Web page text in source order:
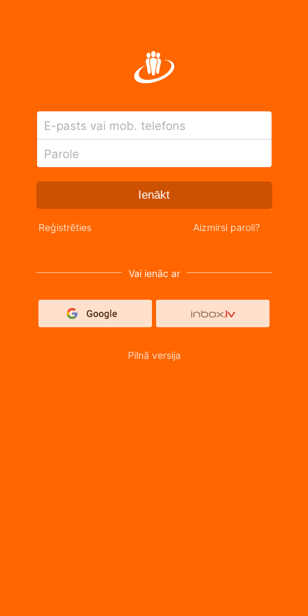
E-pasts vai mob. telefons
Parole
Ienākt
Reģistrēties Aizmirsi paroli?
Vai ienāc ar
Pilnā versija